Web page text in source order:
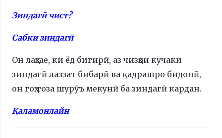
Зиндагӣ чист?
Сабки зиндагӣ
Он лаҳзае, ки ёд бигирӣ, аз чизҳои кучаки
зиндагӣ лаззат бибарӣ ва қадрашро бидонӣ,
он гоҳ тоза шурӯъ мекунӣ ба зиндагӣ кардан.
Қаламонлайн